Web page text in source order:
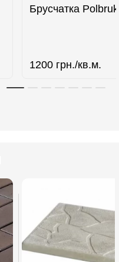
Брусчатка
1200 грн./кв.м.